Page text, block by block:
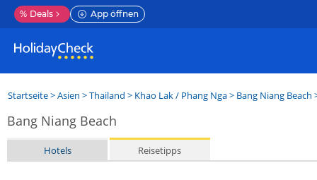
% Deals App öffnen
Startseite>Asien >Thailand > Khao Lak / Phang Nga> Bang Niang Beach
Bang Niang Beach
Hotels Reisetipps